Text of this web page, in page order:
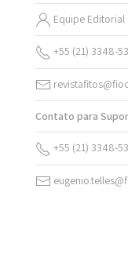
Equipe Editorial
+55 (21) 3348-
Contato para
+55 (21) 3348-